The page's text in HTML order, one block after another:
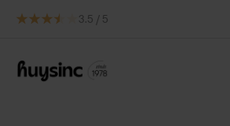
3.5 / 5